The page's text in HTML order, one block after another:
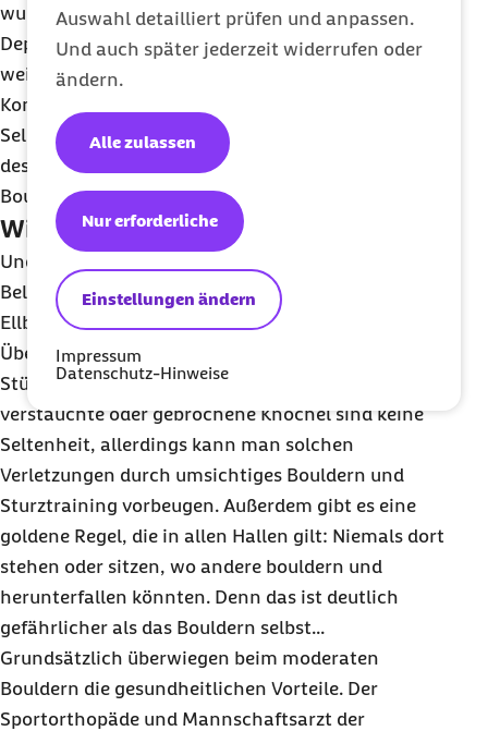
Auswahl detailliert prüfen und anpassen.
Und auch später jederzeit widerrufen oder
ändern.
Einstellungen ändern
Nur erforderliche
Alle zulassen
Impressum
Datenschutz-Hinweise
wurde nachgewiesen, dass Menschen mit
Depressionen enorm vomBouldernprofitieren,
weil der Sport Ängste abbaut, die
Konzentrationsfähigkeit fördert sowie das
Selbstbewusstsein stärkt. Manche Hallen bieten
deshalb sogar schon therapeutische
Bouldergruppen und -kurse an.
Wie anstrengend ist Bouldern?
Und die Nachteile? Bouldern stellt eine enorme
Belastung für den Körper dar. Vor allem in Fingern,
Ellbogen und Schultern kann es zu
Überlastungsbeschwerden kommen und auch bei
Stürzen kann einiges passieren. Bänderrisse,
verstauchte oder gebrochene Knöchel sind keine
Seltenheit, allerdings kann man solchen
Verletzungen durch umsichtiges Bouldern und
Sturztraining vorbeugen. Außerdem gibt es eine
goldene Regel, die in allen Hallen gilt: Niemals dort
stehen oder sitzen, wo andere bouldern und
herunterfallen könnten. Denn das ist deutlich
gefährlicher als das Bouldern selbst...
Grundsätzlich überwiegen beim moderaten
Bouldern die gesundheitlichen Vorteile. Der
Sportorthopäde und Mannschaftsarzt der